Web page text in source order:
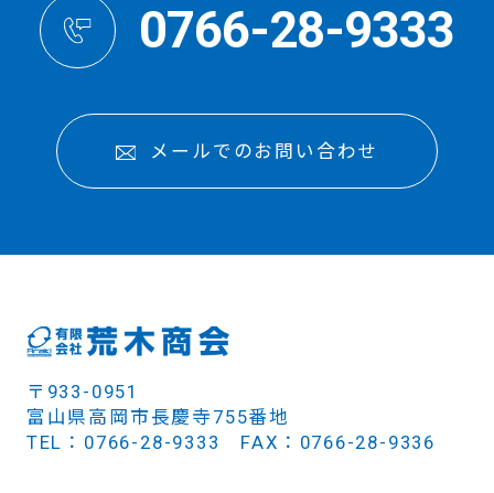
0766-28-9333
メールでのお問い合わせ
〒933-0951
富山県高岡市長慶寺755番地
TEL：0766-28-9333 FAX：0766-28-9336